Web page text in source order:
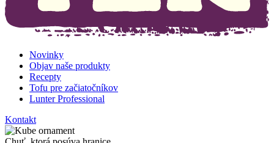
Novinky
Objav naše produkty
Recepty
Tofu pre začiatočníkov
Lunter Professional
Kontakt